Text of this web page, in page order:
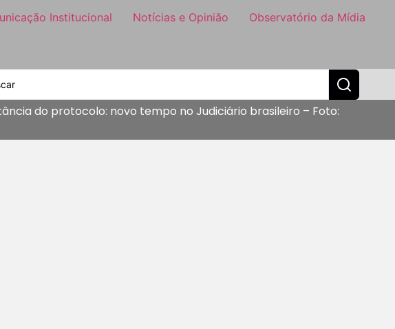
Institucional Notícias e Opinião Observatório da Mídia
do protocolo: novo tempo no Judiciário brasileiro – Foto: